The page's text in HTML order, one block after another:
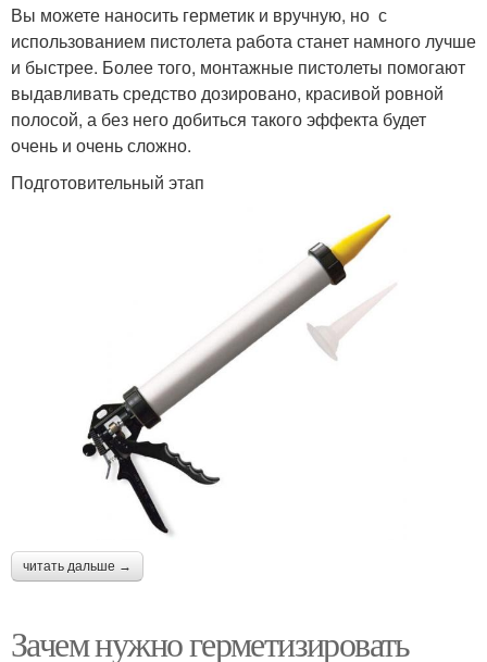
Вы можете наносить герметик и вручную, но с
использованием пистолета работа станет намного лучше
и быстрее. Более того, монтажные пистолеты помогают
выдавливать средство дозировано, красивой ровной
полосой, а без него добиться такого эффекта будет
очень и очень сложно.
Подготовительный этап
читать дальше →
Зачем нужно герметизировать